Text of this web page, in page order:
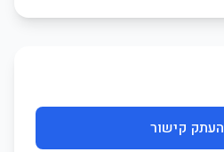
העתק קישור